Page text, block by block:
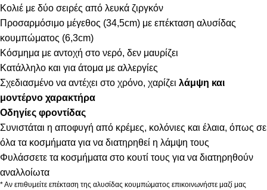
Κολιέ με δύο σειρές από λευκά ζιργκόν
Προσαρμόσιμο μέγεθος (34,5cm) με επέκταση αλυσίδας
κουμπώματος (6,3cm)
Κόσμημα με αντοχή στο νερό, δεν μαυρίζει
Κατάλληλο και για άτομα με αλλεργίες
Σχεδιασμένο να αντέχει στο χρόνο, χαρίζει λάμψη και
μοντέρνο χαρακτήρα
Οδηγίες φροντίδας
Συνιστάται η αποφυγή από κρέμες, κολόνιες και έλαια, όπως σε
όλα τα κοσμήματα για να διατηρηθεί η λάμψη τους
Φυλάσσετε τα κοσμήματα στο κουτί τους για να διατηρηθούν
αναλλοίωτα
* Αν επιθυμείτε επέκταση της αλυσίδας κουμπώματος επικοινωνήστε μαζί μας